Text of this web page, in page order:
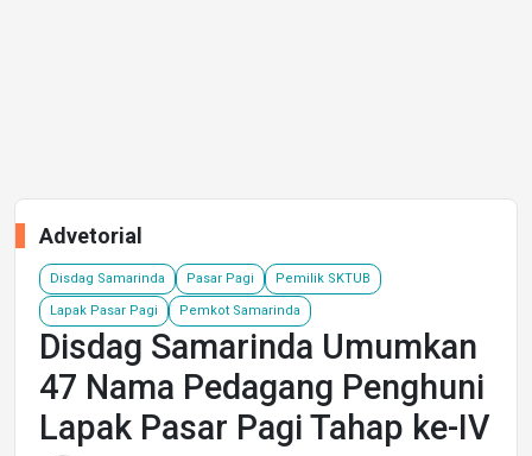
Advetorial
Disdag Samarinda Pasar Pagi Pemilik SKTUB
Lapak Pasar Pagi Pemkot Samarinda
Disdag Samarinda Umumkan
47 Nama Pedagang Penghuni
Lapak Pasar Pagi Tahap ke-IV